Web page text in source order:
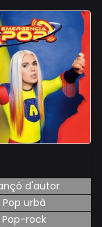
d'autor
Pop urbà
Pop-rock